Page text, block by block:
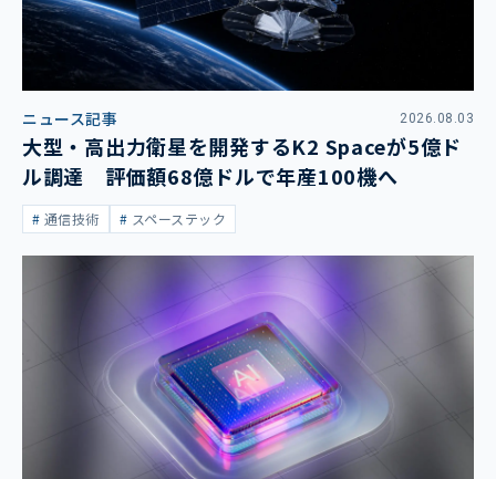
ニュース記事 2026.08.03
大型・高出力衛星を開発するK2 Spaceが5億ド
ル調達 評価額68億ドルで年産100機へ
通信技術 スペーステック